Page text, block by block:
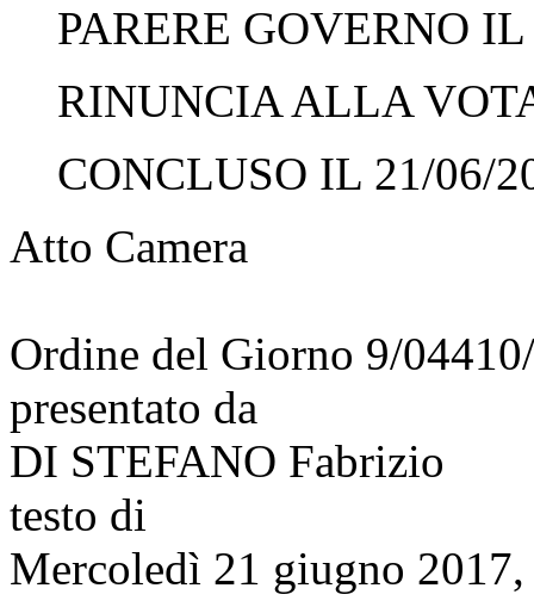
PARERE GOVERNO
RINUNCIA ALLA
CONCLUSO IL 21/06/
Atto Camera
Ordine del Giorno 9/
presentato da
DI STEFANO Fabrizio
testo di
Mercoledì 21 giugno 2017,